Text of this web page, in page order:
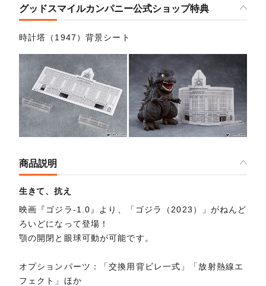
グッドスマイルカンパニー公式ショップ特典
時計塔（1947）背景シート
商品説明
生きて、抗え
映画『ゴジラ-1.0』より、「ゴジラ（2023）」がねんど
ろいどになって登場！
顎の開閉と眼球可動が可能です。
オプションパーツ：「交換用背ビレ一式」「放射熱線エ
フェクト」ほか